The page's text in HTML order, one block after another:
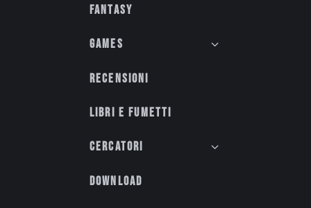
Fantasy
Games
Recensioni
Libri e fumetti
Cercatori
Download